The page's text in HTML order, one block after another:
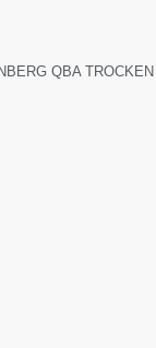
QBA TROCKEN